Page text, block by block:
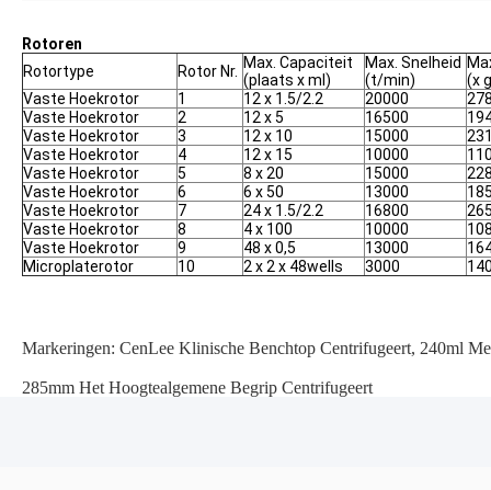
Rotoren
Rotortype
Rotor Nr. Max. Capaciteit
(plaats x ml)
Max. Snelheid
(t/min)
(x
Vaste Hoekrotor
1 12 x 1.5/2.2 20000
Vaste Hoekrotor
2 12 x 5 16500
Vaste Hoekrotor
3 12 x 10 15000
Vaste Hoekrotor
4 12 x 15 10000
Vaste Hoekrotor
5 8 x 20 15000
Vaste Hoekrotor
6 6 x 50 13000
Vaste Hoekrotor
7 24 x 1.5/2.2 16800
Vaste Hoekrotor
8 4 x 100 10000
Vaste Hoekrotor
9 48 x 0,5 13000
Microplaterotor
10 2 x 2 x 48wells 3000
Markeringen: CenLee Klinische Benchtop Centrifugeert, 240ml
285mm Het Hoogtealgemene Begrip Centrifugeert